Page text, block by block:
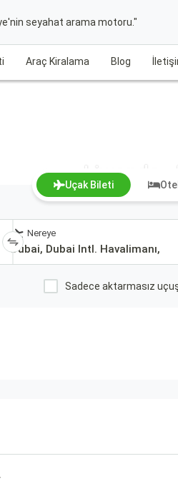
seyahat arama motoru."
Araç Kiralama Blog
Liwonde -
Uçak Bileti
Nereye
Sadece aktarmasız